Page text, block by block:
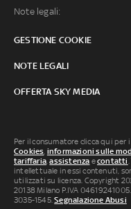
Note legali:
GESTIONE COOKIE
NOTE LEGALI
OFFERTA SKY MEDIA
Per il consumatore clicca qui per
Cookies informazioni sulle
tariffaria ,assistenza econtatti
intellettuale in essi contenuti,
utilizzati su licenza. Copyright
20138 Milano P.IVA
3035-1545.Segnalazione Abusi